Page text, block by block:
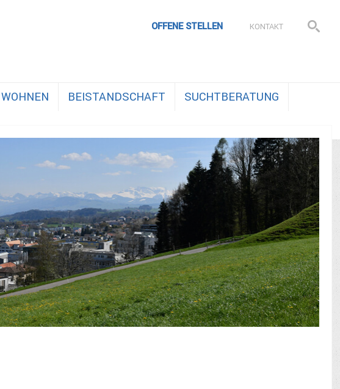
OFFENE STELLEN KONTAKT
BEISTANDSCHAFT
SUCHTBERATUNG